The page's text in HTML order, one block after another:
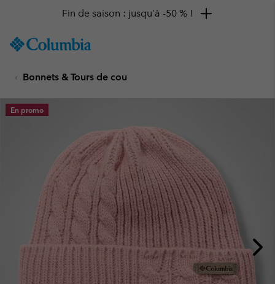
TO
SKIP
MAIN
NAV
SEARCH
Fin de saison : jusqu'à -50 % !
Bonnets & Tours de cou
En promo